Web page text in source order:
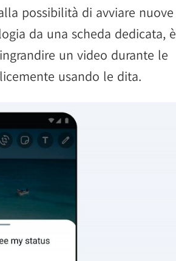
possibilità di avviare nuove
da una scheda dedicata, è
un video durante le
usando le dita.